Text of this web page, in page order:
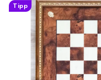
SCHACHBÜCHER
SCHACH-
SCHACH ONLINE
Tipp